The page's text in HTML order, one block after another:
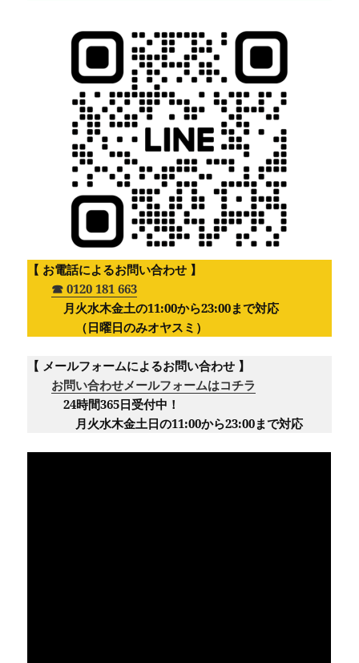
【 お電話によるお問い合わせ 】
☎︎ 0120 181 663
月火水木金土の11:00から23:00まで対応
（日曜日のみオヤスミ）‪
【 メールフォームによるお問い合わせ 】
お問い合わせメールフォームはコチラ
24時間365日受付中！
月火水木金土日の11:00から23:00まで対応